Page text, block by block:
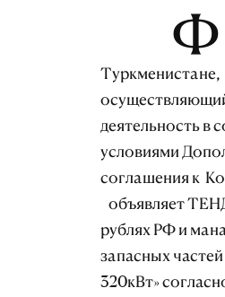
Ф
Туркменистане,
деятельность в
условиями
соглашения к
объявляет
рублях РФ и
запасных
320кВт»